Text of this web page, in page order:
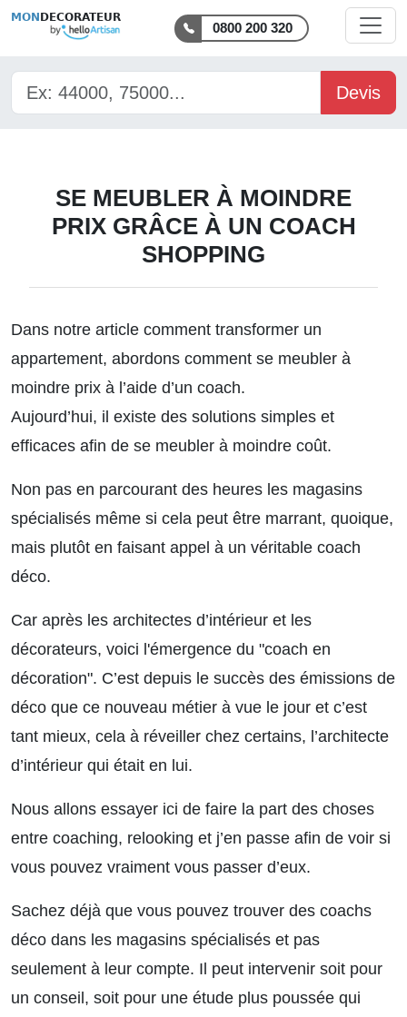
MON DECORATEUR
0800 200 320
Devis
SE MEUBLER À MOINDRE
PRIX GRÂCE À UN COACH
SHOPPING
Dans notre article comment transformer un
appartement, abordons comment se meubler à
moindre prix à l’aide d’un coach.
Aujourd’hui, il existe des solutions simples et
efficaces afin de se meubler à moindre coût.
Non pas en parcourant des heures les magasins
spécialisés même si cela peut être marrant, quoique,
mais plutôt en faisant appel à un véritable coach
déco.
Car après les architectes d’intérieur et les
décorateurs, voici l'émergence du "coach en
décoration". C’est depuis le succès des émissions de
déco que ce nouveau métier à vue le jour et c’est
tant mieux, cela à réveiller chez certains, l’architecte
d’intérieur qui était en lui.
Nous allons essayer ici de faire la part des choses
entre coaching, relooking et j’en passe afin de voir si
vous pouvez vraiment vous passer d’eux.
Sachez déjà que vous pouvez trouver des coachs
déco dans les magasins spécialisés et pas
seulement à leur compte. Il peut intervenir soit pour
un conseil, soit pour une étude plus poussée qui